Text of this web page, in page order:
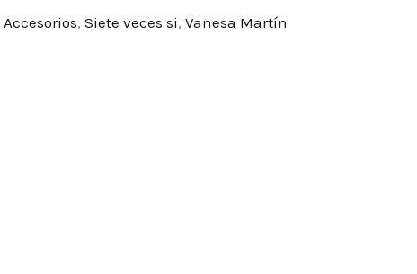
Accesorios, Siete veces si, Vanesa Martín